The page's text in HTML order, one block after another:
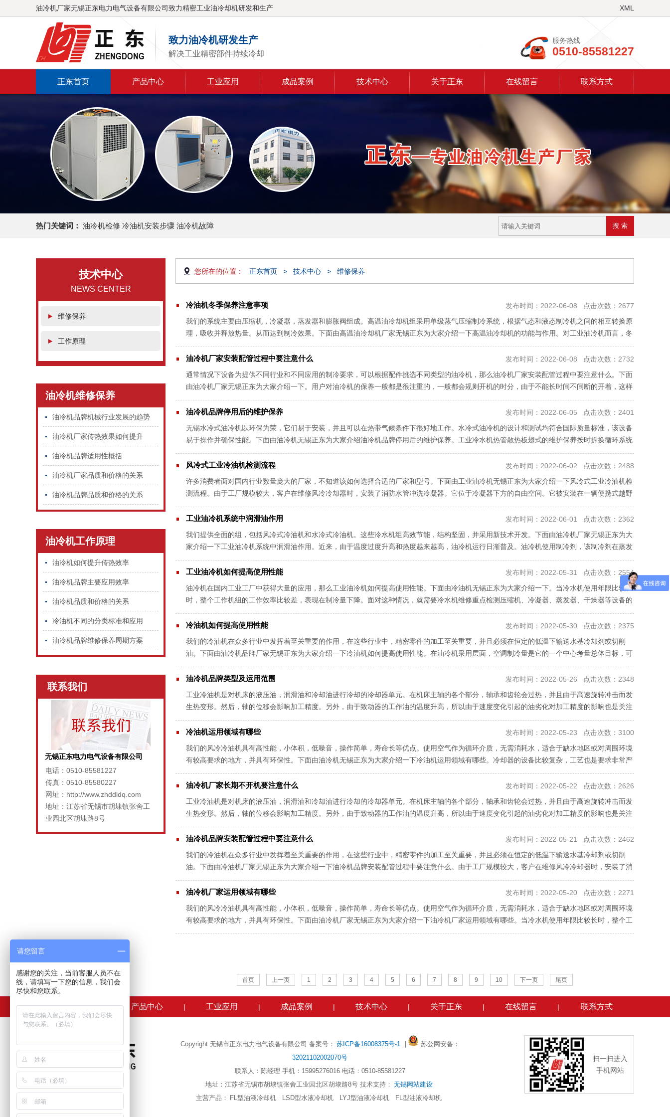
XML
油冷机厂家无锡正东电力电气设备有限公司致力精密工业油冷却机研发和生产
致力油冷机研发生产
解决工业精密部件持续冷却
服务热线
0510-85581227
正东首页 产品中心 工业应用 成品案例 技术中心 关于正东 在线留言 联系方式
热门关键词： 油冷机检修 冷油机安装步骤 油冷机故障
技术中心
NEWS CENTER
维修保养
工作原理
油冷机维修保养
油冷机品牌机械行业发展的趋势
油冷机厂家传热效果如何提升
油冷机品牌适用性概括
油冷机厂家品质和价格的关系
油冷机品牌品质和价格的关系
油冷机工作原理
油冷机如何提升传热效率
油冷机品牌主要应用效率
油冷机品质和价格的关系
冷油机不同的分类标准和应用
油冷机品牌维修保养周期方案
联系我们
无锡正东电力电气设备有限公司
电话：0510-85581227
传真：0510-85580227
网址：http://www.zhddldq.com
地址：江苏省无锡市胡埭镇张舍工
业园北区胡埭路8号
您所在的位置： 正东首页 > 技术中心 > 维修保养
发布时间：2022-06-08 点击次数：2677
冷油机冬季保养注意事项
我们的系统主要由压缩机，冷凝器，蒸发器和膨胀阀组成。高温油冷却机组采用单级蒸气压缩制冷系统，根据气态和液态制冷机之间的相互转换原
理，吸收并释放热量。从而达到制冷效果。下面由高温油冷却机厂家无锡正东为大家介绍一下高温油冷却机的功能与作用。对工业油冷机而言，冬
季的制冷运行并不困难，但国内长江中下游地区，...
发布时间：2022-06-08 点击次数：2732
油冷机厂家安装配管过程中要注意什么
通常情况下设备为提供不同行业和不同应用的制冷要求，可以根据配件挑选不同类型的油冷机，那么油冷机厂家安装配管过程中要注意什么。下面
由油冷机厂家无锡正东为大家介绍一下。用户对油冷机的保养一般都是很注重的，一般都会规则开机的时分，由于不能长时间不间断的开着，这样
会对油冷机内部的零件形成很大的损伤，然后影响...
发布时间：2022-06-05 点击次数：2401
油冷机品牌停用后的维护保养
无锡水冷式油冷机以环保为荣，它们易于安装，并且可以在热带气候条件下很好地工作。水冷式油冷机的设计和测试均符合国际质量标准，该设备
易于操作并确保性能。下面由油冷机无锡正东为大家介绍油冷机品牌停用后的维护保养。工业冷水机热管散热板翅式的维护保养按时拆换循环系统
冷却循环水，防止污垢转化成。定期维护工业冷水...
发布时间：2022-06-02 点击次数：2488
风冷式工业冷油机检测流程
许多消费者面对国内行业数量庞大的厂家，不知道该如何选择合适的厂家和型号。下面由工业油冷机无锡正东为大家介绍一下风冷式工业冷油机检
测流程。由于工厂规模较大，客户在维修风冷冷却器时，安装了消防水管冲洗冷凝器。它位于冷凝器下方的自由空间。它被安装在一辆便携式越野
车上，这样它就可以在每个冷凝器下移动。把喷嘴...
发布时间：2022-06-01 点击次数：2362
工业油冷机系统中润滑油作用
我们提供全面的组，包括风冷式冷油机和水冷式冷油机。这些冷水机组高效节能，结构坚固，并采用新技术开发。下面由油冷机厂家无锡正东为大
家介绍一下工业油冷机系统中润滑油作用。近来，由于温度过度升高和热度越来越高，油冷机运行日渐普及。油冷机使用制冷剂，该制冷剂在蒸发
器和冷凝器之间移动热量。蒸发器产生冷水，该冷...
发布时间：2022-05-31 点击次数：2554
工业油冷机如何提高使用性能
油冷机在国内工业工厂中获得大量的应用，那么工业油冷机如何提高使用性能。下面由冷油机无锡正东为大家介绍一下。当冷水机使用年限比较长
时，整个工作机组的工作效率比较差，表现在制冷量下降。面对这种情况，就需要冷水机维修重点检测压缩机、冷凝器、蒸发器、干燥器等设备的
老化情况，对于超出工作年限的机械设备进行及时...
发布时间：2022-05-30 点击次数：2375
冷油机如何提高使用性能
我们的冷油机在众多行业中发挥着至关重要的作用，在这些行业中，精密零件的加工至关重要，并且必须在恒定的低温下输送水基冷却剂或切削
油。下面由油冷机品牌厂家无锡正东为大家介绍一下冷油机如何提高使用性能。在油冷机采用层面，空调制冷量是它的一个中心考量总体目标，可
是有很多的油冷机应用温度也不固定不动，不一样的...
发布时间：2022-05-26 点击次数：2348
油冷机品牌类型及运用范围
工业冷油机是对机床的液压油，润滑油和冷却油进行冷却的冷却器单元。在机床主轴的各个部分，轴承和齿轮会过热，并且由于高速旋转冲击而发
生热变形。然后，轴的位移会影响加工精度。另外，由于致动器的工作油的温度升高，所以由于速度变化引起的油劣化对加工精度的影响也是关注
的理由。下面由工业油冷机无锡正东为大家介绍一...
发布时间：2022-05-23 点击次数：3100
冷油机运用领域有哪些
我们的风冷冷油机具有高性能，小体积，低噪音，操作简单，寿命长等优点。使用空气作为循环介质，无需消耗水，适合于缺水地区或对周围环境
有较高要求的地方，并具有环保性。下面由油冷机无锡正东为大家介绍一下冷油机运用领域有哪些。冷却器的设备比较复杂，工艺也是要求非常严
格，这就要求维护人员一定要充分了解冷却器的各...
发布时间：2022-05-22 点击次数：2626
油冷机厂家长期不开机要注意什么
工业冷油机是对机床的液压油，润滑油和冷却油进行冷却的冷却器单元。在机床主轴的各个部分，轴承和齿轮会过热，并且由于高速旋转冲击而发
生热变形。然后，轴的位移会影响加工精度。另外，由于致动器的工作油的温度升高，所以由于速度变化引起的油劣化对加工精度的影响也是关注
的理由。下面由油冷机无锡正东为大家介绍一下油...
发布时间：2022-05-21 点击次数：2462
油冷机品牌安装配管过程中要注意什么
我们的冷油机在众多行业中发挥着至关重要的作用，在这些行业中，精密零件的加工至关重要，并且必须在恒定的低温下输送水基冷却剂或切削
油。下面由冷油机厂家无锡正东为大家介绍一下油冷机品牌安装配管过程中要注意什么。由于工厂规模较大，客户在维修风冷冷却器时，安装了消
防水管冲洗冷凝器。它位于冷凝器下方的自由空间。...
发布时间：2022-05-20 点击次数：2271
油冷机厂家运用领域有哪些
我们的风冷冷油机具有高性能，小体积，低噪音，操作简单，寿命长等优点。使用空气作为循环介质，无需消耗水，适合于缺水地区或对周围环境
有较高要求的地方，并具有环保性。下面由油冷机厂家无锡正东为大家介绍一下油冷机厂家运用领域有哪些。当冷水机使用年限比较长时，整个工
作机组的工作效率比较差，表现在制冷量下降。面...
首页 上一页 1 2 3 4 5 6 7 8 9 10 下一页 尾页
正东首页 | 产品中心 | 工业应用 | 成品案例 | 技术中心 | 关于正东 | 在线留言 | 联系方式
扫一扫进入
手机网站
Copyright 无锡市正东电力电气设备有限公司 备案号： 苏ICP备16008375号-1 |
苏公网安备：
32021102002070号
联系人：陈经理 手机：15995276016 电话：0510-85581227
地址：江苏省无锡市胡埭镇张舍工业园北区胡埭路8号 技术支持： 无锡网站建设
主营产品： FL型油液冷却机 LSD型水液冷却机 LYJ型油液冷却机 FL型油液冷却机
请您留言
感谢您的关注，当前客服人员不在
线，请填写一下您的信息，我们会
尽快和您联系。